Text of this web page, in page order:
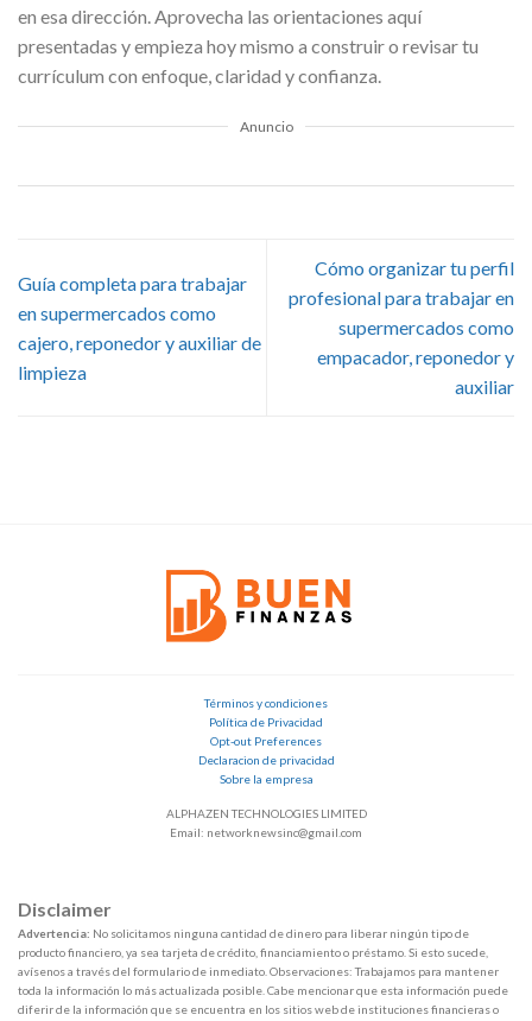
en esa dirección. Aprovecha las orientaciones aquí
presentadas y empieza hoy mismo a construir o revisar tu
currículum con enfoque, claridad y confianza.
Anuncio
Guía completa para trabajar
en supermercados como
cajero, reponedor y auxiliar de
limpieza
Cómo organizar tu perfil
profesional para trabajar en
supermercados como
empacador, reponedor y
auxiliar
Términos y condiciones
Política de Privacidad
Opt-out Preferences
Declaracion de privacidad
Sobre la empresa
ALPHAZEN TECHNOLOGIES LIMITED
Email: networknewsinc@gmail.com
Disclaimer
Advertencia: No solicitamos ninguna cantidad de dinero para liberar ningún tipo de
producto financiero, ya sea tarjeta de crédito, financiamiento o préstamo. Si esto sucede,
avísenos a través del formulario de inmediato. Observaciones: Trabajamos para mantener
toda la información lo más actualizada posible. Cabe mencionar que esta información puede
diferir de la información que se encuentra en los sitios web de instituciones financieras o